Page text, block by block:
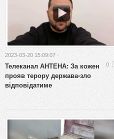
2023-03-20 15:09:07 ·
0
Телеканал АНТЕНА: За кожен
прояв терору держава-зло
відповідатиме